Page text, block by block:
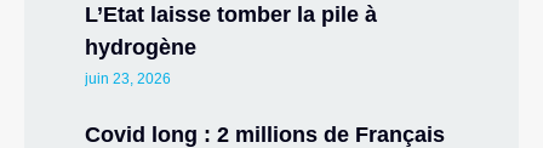
L’Etat laisse tomber la pile à
hydrogène
juin 23, 2026
Covid long : 2 millions de Français